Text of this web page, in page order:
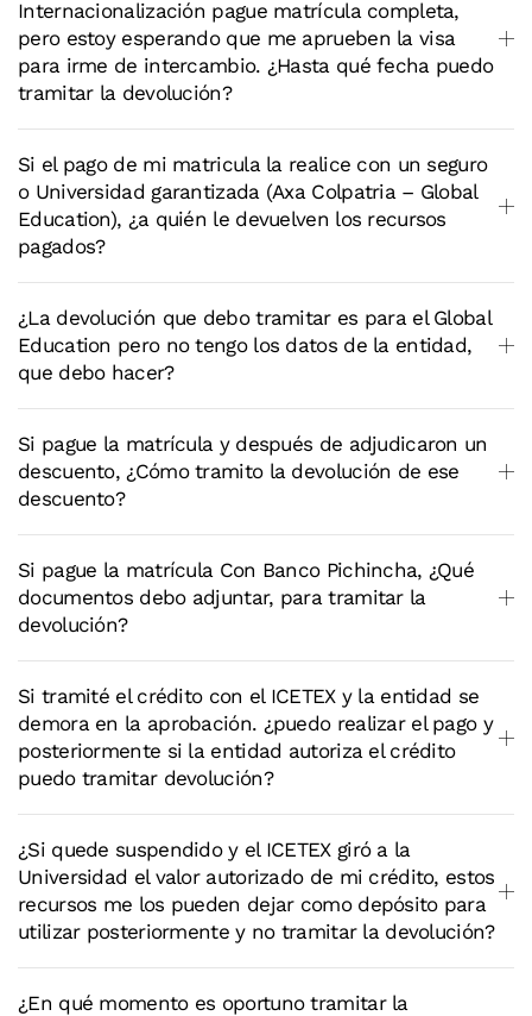
Internacionalización pague matrícula completa,
pero estoy esperando que me aprueben la visa
para irme de intercambio. ¿Hasta qué fecha puedo
tramitar la devolución?
Si el pago de mi matricula la realice con un seguro
o Universidad garantizada (Axa Colpatria – Global
Education), ¿a quién le devuelven los recursos
pagados?
¿La devolución que debo tramitar es para el Global
Education pero no tengo los datos de la entidad,
que debo hacer?
Si pague la matrícula y después de adjudicaron un
descuento, ¿Cómo tramito la devolución de ese
descuento?
Si pague la matrícula Con Banco Pichincha, ¿Qué
documentos debo adjuntar, para tramitar la
devolución?
Si tramité el crédito con el ICETEX y la entidad se
demora en la aprobación. ¿puedo realizar el pago y
posteriormente si la entidad autoriza el crédito
puedo tramitar devolución?
¿Si quede suspendido y el ICETEX giró a la
Universidad el valor autorizado de mi crédito, estos
recursos me los pueden dejar como depósito para
utilizar posteriormente y no tramitar la devolución?
¿En qué momento es oportuno tramitar la